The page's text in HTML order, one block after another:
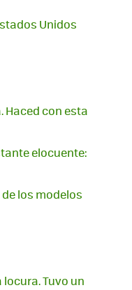
Unidos
con esta
elocuente:
los modelos
Tuvo un